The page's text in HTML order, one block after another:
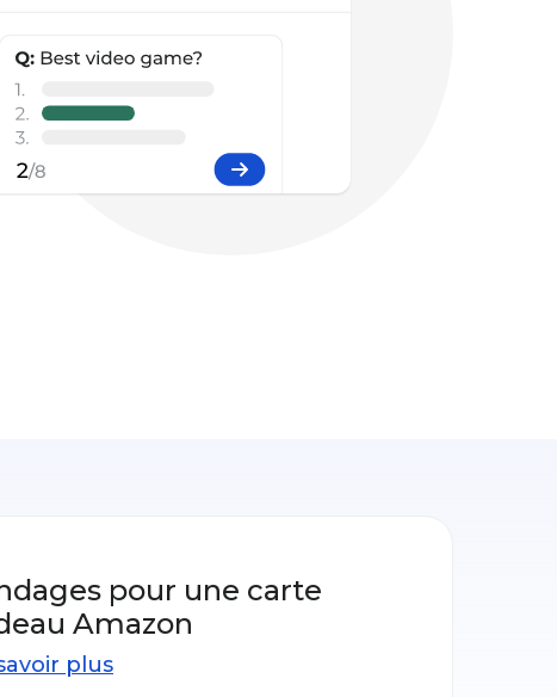
pour une carte
Amazon
plus